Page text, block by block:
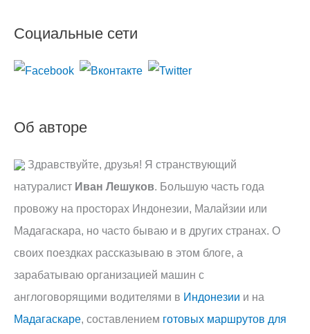
с
к
Социальные сети
Об авторе
Здравствуйте, друзья! Я странствующий
натуралист Иван Лешуков. Большую часть года
провожу на просторах Индонезии, Малайзии или
Мадагаскара, но часто бываю и в других странах. О
своих поездках рассказываю в этом блоге, а
зарабатываю организацией машин с
англоговорящими водителями в Индонезии и на
Мадагаскаре, составлением готовых маршрутов для